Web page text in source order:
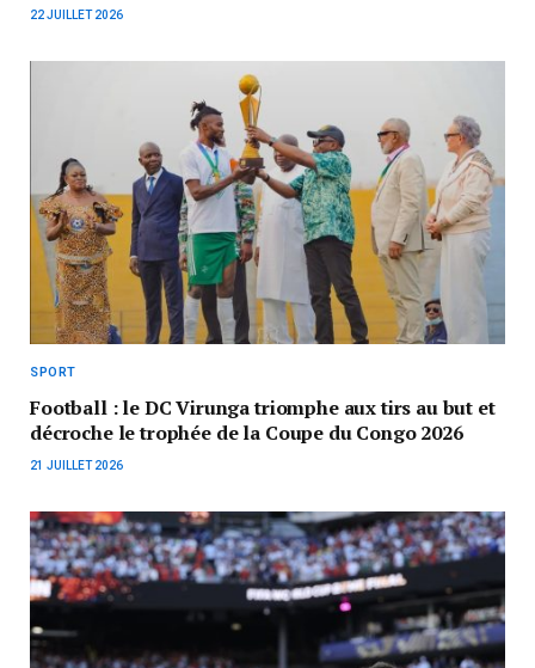
22 JUILLET 2026
SPORT
Football : le DC Virunga triomphe aux tirs au but et
décroche le trophée de la Coupe du Congo 2026
21 JUILLET 2026